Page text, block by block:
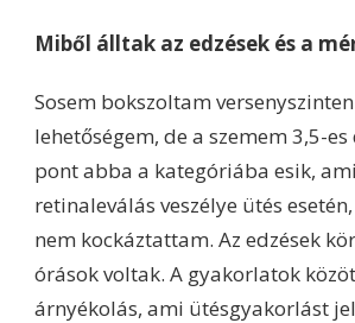
Miből álltak az edzések és a
Sosem bokszoltam
lehetőségem, de a szemem 3,5-
pont abba a kategóriába esik,
retinaleválás veszélye ütés
nem kockáztattam. Az edzések
órások voltak. A gyakorlatok
árnyékolás, ami ütésgyakorlást